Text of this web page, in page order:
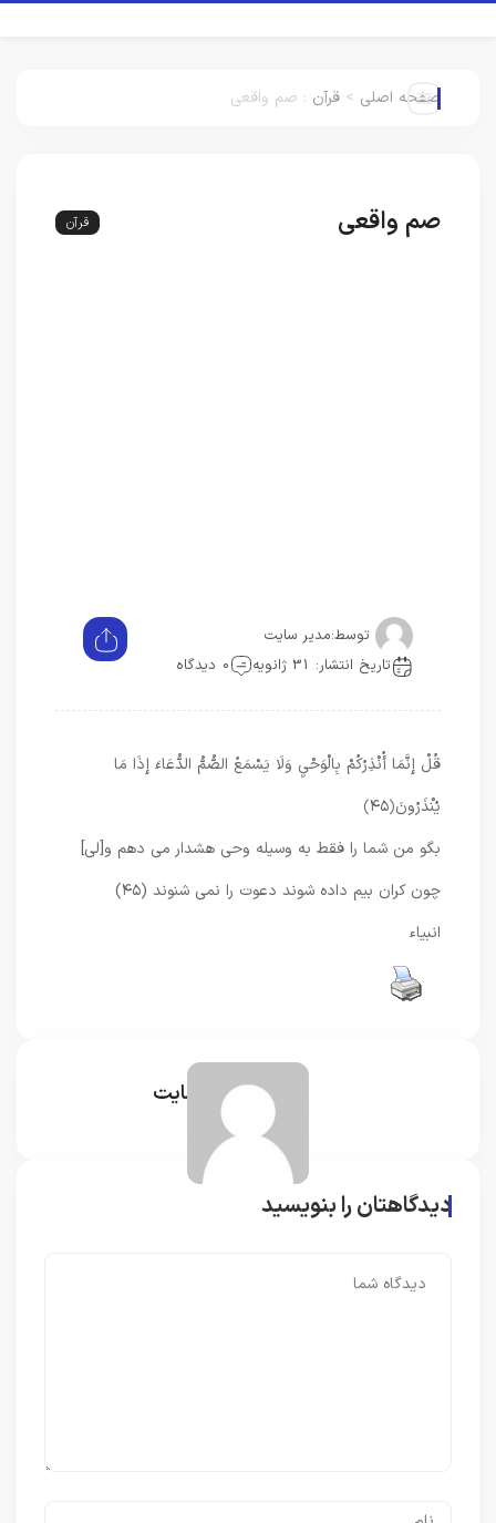
صفحه اصلی > قرآن : صم واقعی
صم واقعی قرآن
توسط:مدیر سایت
تاریخ انتشار: 31 ژانویه
0 دیدگاه
قُلْ إِنَّمَا أُنْذِرُكُمْ بِالْوَحْيِ وَلَا يَسْمَعُ الصُّمُّ الدُّعَاءَ إِذَا مَا
يُنْذَرُونَ﴿۴۵﴾
بگو من شما را فقط به وسيله وحى هشدار مى‏ دهم و[لى]
چون كران بيم داده شوند دعوت را نمى ‏شنوند (۴۵)
انبیاء
مدیر سایت
دیدگاهتان را بنویسید